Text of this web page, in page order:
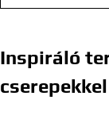
Inspiráló
cserepekkel